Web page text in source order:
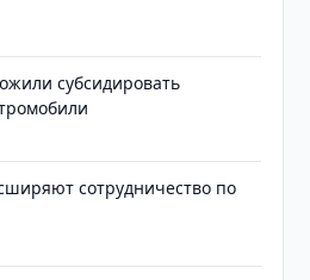
субсидировать
сотрудничество по